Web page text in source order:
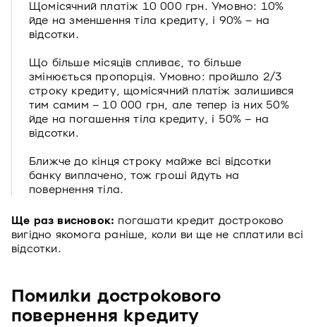
Щомісячний платіж 10 000 грн. Умовно: 10%
йде на зменшення тіла кредиту, і 90% – на
відсотки.
Що більше місяців спливає, то більше
змінюється пропорція. Умовно: пройшло 2/3
строку кредиту, щомісячний платіж залишився
тим самим – 10 000 грн, але тепер із них 50%
йде на погашення тіла кредиту, і 50% – на
відсотки.
Ближче до кінця строку майже всі відсотки
банку виплачено, тож гроші йдуть на
повернення тіла.
Ще раз висновок: погашати кредит достроково
вигідно якомога раніше, коли ви ще не сплатили всі
відсотки.
Помилки дострокового
повернення кредиту